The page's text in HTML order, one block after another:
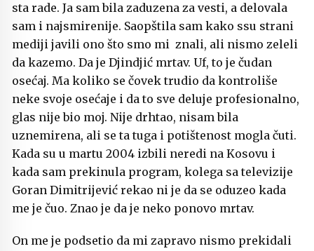
sta rade. Ja sam bila zaduzena za vesti, a delovala
sam i najsmirenije. Saopštila sam kako ssu strani
mediji javili ono što smo mi znali, ali nismo zeleli
da kazemo. Da je Djindjić mrtav. Uf, to je čudan
osećaj. Ma koliko se čovek trudio da kontroliše
neke svoje osećaje i da to sve deluje profesionalno,
glas nije bio moj. Nije drhtao, nisam bila
uznemirena, ali se ta tuga i potištenost mogla čuti.
Kada su u martu 2004 izbili neredi na Kosovu i
kada sam prekinula program, kolega sa televizije
Goran Dimitrijević rekao ni je da se oduzeo kada
me je čuo. Znao je da je neko ponovo mrtav.
On me je podsetio da mi zapravo nismo prekidali